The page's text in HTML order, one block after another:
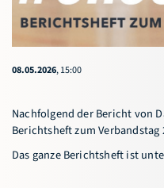
08.05.2026, 15:00
Nachfolgend der Bericht von
Berichtsheft zum Verbandstag
Das ganze Berichtsheft ist